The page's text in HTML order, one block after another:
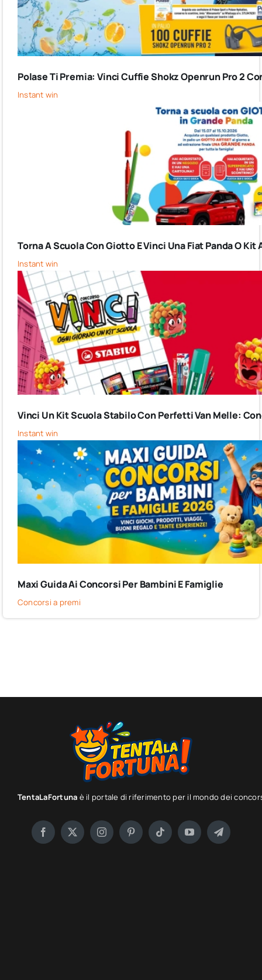
Polase Ti Premia: Vinci Cuffie Shokz Openrun Pro 2
Instant win
Torna A Scuola Con Giotto E Vinci Una Fiat Panda O
Instant win
Vinci Un Kit Scuola Stabilo Con Perfetti Van Melle:
Instant win
Maxi Guida Ai Concorsi Per Bambini E Famiglie
Concorsi a premi
TentaLaFortuna è il portale di riferimento per il mondo dei